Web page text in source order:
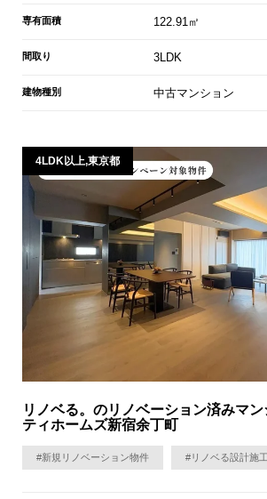
専有面積 122.91㎡
間取り 3LDK
建物種別 中古マンション
4LDK以上,東京都
リノベる。のリノベーション済みマ
ティホームズ新宿余丁町
#新規リノベーション物件 #リノベる設計施工